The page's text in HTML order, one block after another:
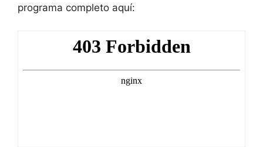
programa completo aquí: